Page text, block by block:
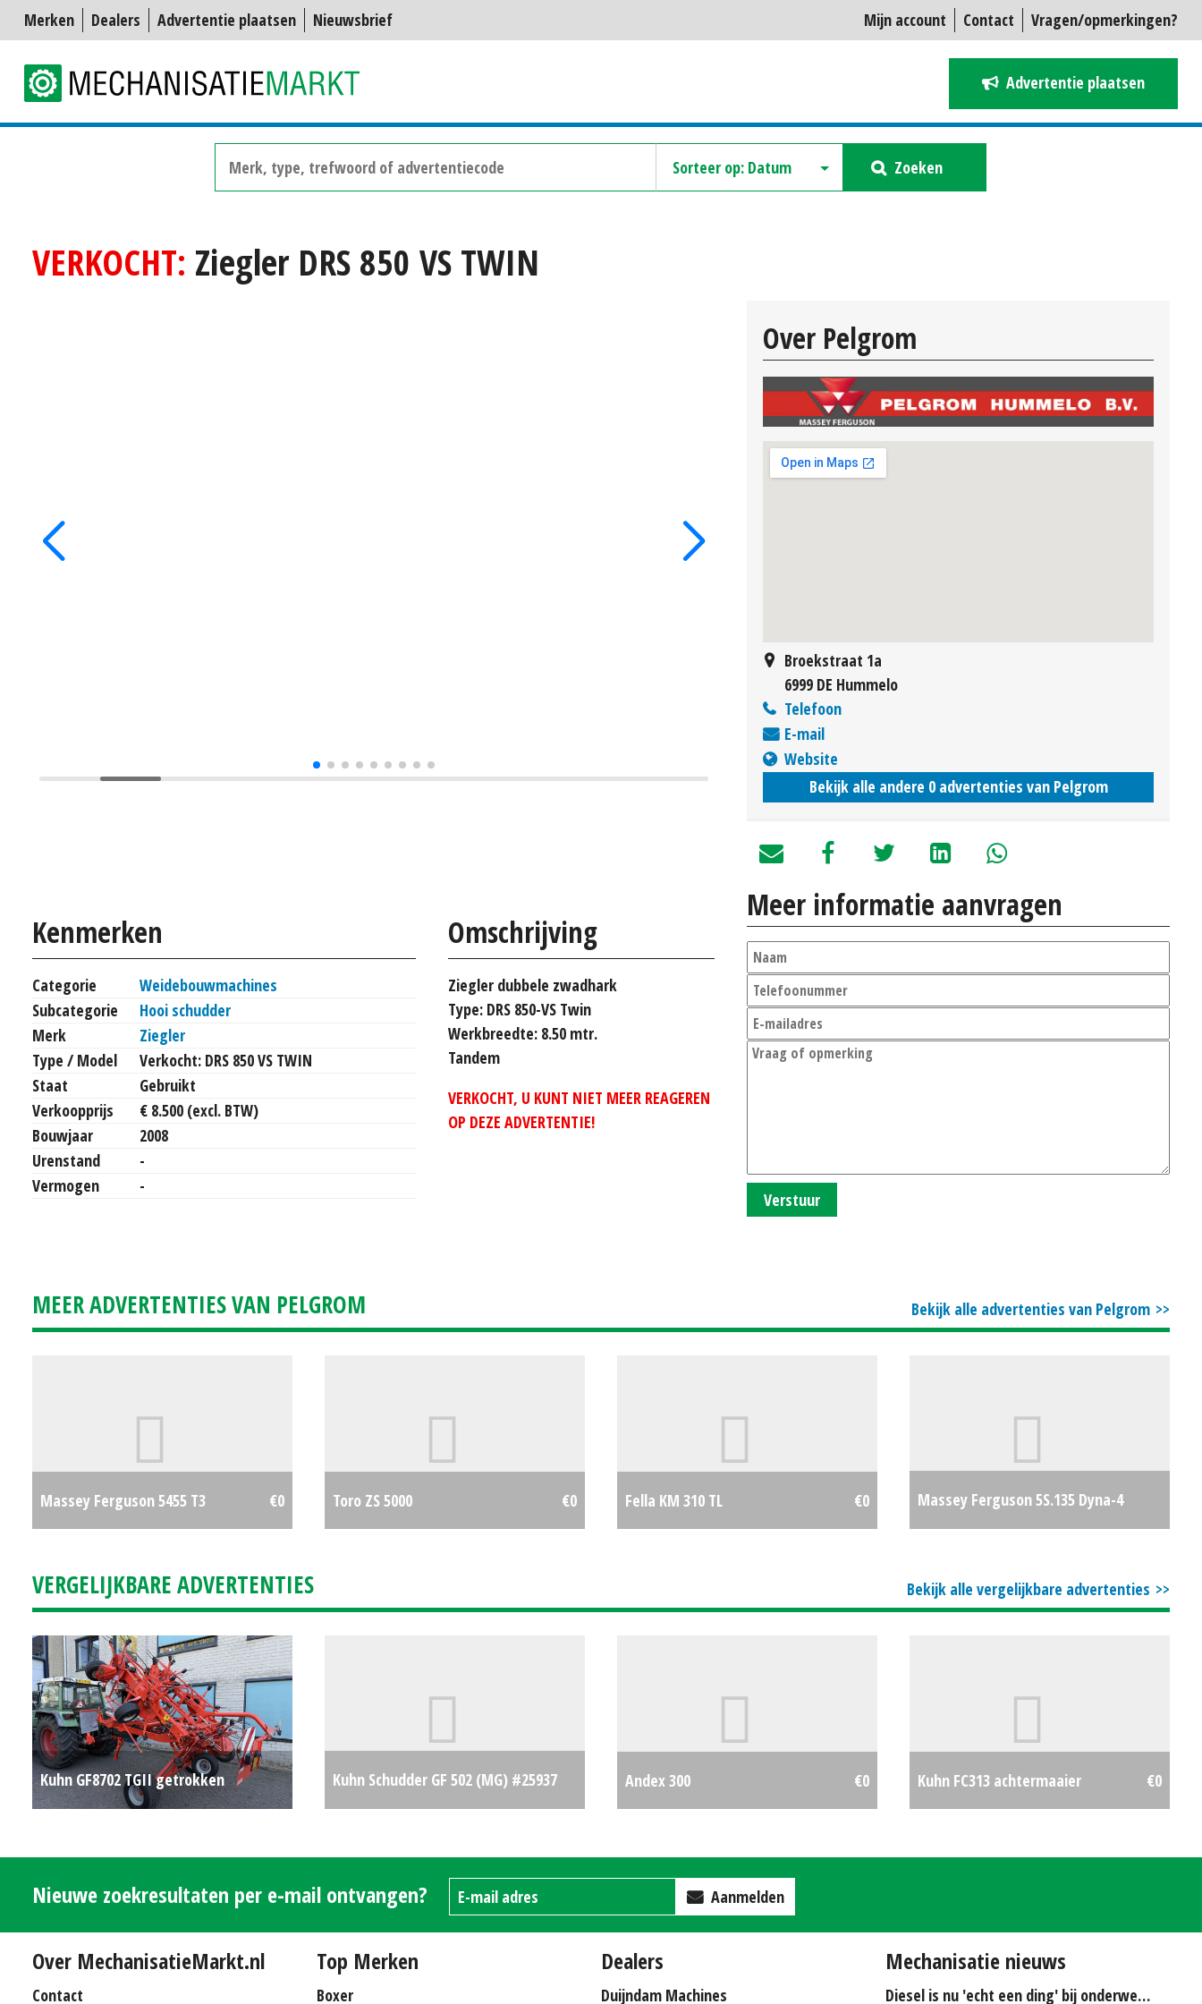
Mijn account Contact Vragen/opmerkingen?
Merken Dealers Advertentie plaatsen Nieuwsbrief
Advertentie plaatsen
Zoeken
VERKOCHT: Ziegler DRS 850 VS TWIN
Kenmerken
Categorie
Weidebouwmachines
Subcategorie
Hooi schudder
Merk
Ziegler
Type / Model
Verkocht: DRS 850 VS TWIN
Staat
Gebruikt
Verkoopprijs
€ 8.500 (excl. BTW)
Bouwjaar
2008
Urenstand
-
Vermogen
-
Omschrijving
Ziegler dubbele zwadhark
Type: DRS 850-VS Twin
Werkbreedte: 8.50 mtr.
Tandem
VERKOCHT, U KUNT NIET MEER REAGEREN
OP DEZE ADVERTENTIE!
Over Pelgrom
Broekstraat 1a
6999 DE Hummelo
Telefoon
E-mail
Website
Bekijk alle andere 0 advertenties van Pelgrom
Meer informatie aanvragen
Verstuur
Bekijk alle advertenties van Pelgrom
MEER ADVERTENTIES VAN PELGROM
Massey Ferguson 5455 T3 €0 Toro ZS 5000 €0 Fella KM 310 TL €0
Massey Ferguson 5S.135 Dyna-4
Bekijk alle vergelijkbare advertenties
VERGELIJKBARE ADVERTENTIES
Kuhn GF8702 TGII getrokken
Kuhn Schudder GF 502 (MG) #25937
Andex 300 €0 Kuhn FC313 achtermaaier €0
Nieuwe zoekresultaten per e-mail ontvangen? Aanmelden
Over MechanisatieMarkt.nl
Contact
Top Merken
Boxer
Dealers
Duijndam Machines
Mechanisatie nieuws
Diesel is nu 'echt een ding' bij onderwerken